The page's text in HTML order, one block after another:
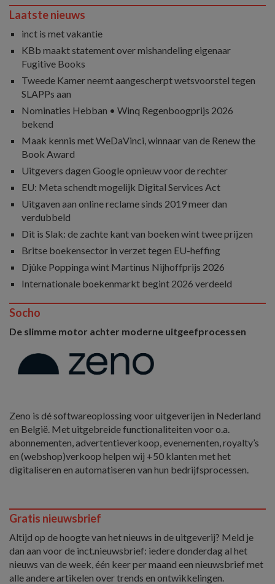
Laatste nieuws
inct is met vakantie
KBb maakt statement over mishandeling eigenaar
Fugitive Books
Tweede Kamer neemt aangescherpt wetsvoorstel tegen
SLAPPs aan
Nominaties Hebban • Winq Regenboogprijs 2026
bekend
Maak kennis met WeDaVinci, winnaar van de Renew the
Book Award
Uitgevers dagen Google opnieuw voor de rechter
EU: Meta schendt mogelijk Digital Services Act
Uitgaven aan online reclame sinds 2019 meer dan
verdubbeld
Dit is Slak: de zachte kant van boeken wint twee prijzen
Britse boekensector in verzet tegen EU-heffing
Djûke Poppinga wint Martinus Nijhoffprijs 2026
Internationale boekenmarkt begint 2026 verdeeld
Socho
De slimme motor achter moderne uitgeefprocessen
Zeno is dé softwareoplossing voor uitgeverijen in Nederland
en België. Met uitgebreide functionaliteiten voor o.a.
abonnementen, advertentieverkoop, evenementen, royalty’s
en (webshop)verkoop helpen wij +50 klanten met het
digitaliseren en automatiseren van hun bedrijfsprocessen.
Gratis nieuwsbrief
Altijd op de hoogte van het nieuws in de uitgeverij? Meld je
dan aan voor de inct.nieuwsbrief: iedere donderdag al het
nieuws van de week, één keer per maand een nieuwsbrief met
alle andere artikelen over trends en ontwikkelingen.